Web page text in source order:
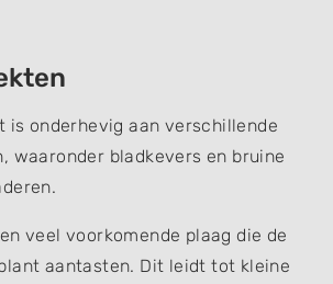
is onderhevig aan verschillende
waaronder bladkevers en bruine
veel voorkomende plaag die de
aantasten. Dit leidt tot kleine